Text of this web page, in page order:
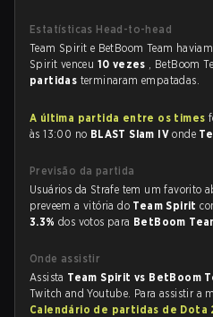
Estatísticas Head-to-head
Team Spirit e BetBoom Team
Spirit venceu 10 vezes , BetBoom
partidas terminaram empatadas.
A última partida entre os times
às 13:00 no BLAST Slam IVonde
Previsão da partida
Usuários da Strafe tem um favorito
preveem a vitória do Team Spirit
3.3% dos votos para BetBoom
Onde assistir
Assista Team Spirit vs BetBoom
Twitch and Youtube. Para assistir a
Calendário de partidas de Dota